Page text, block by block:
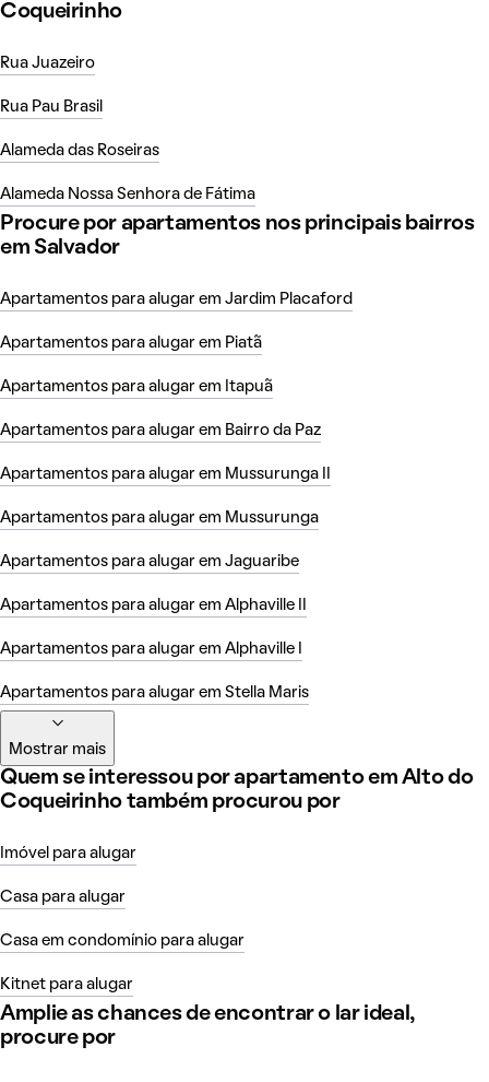
Coqueirinho
Rua Juazeiro
Rua Pau Brasil
Alameda das Roseiras
Alameda Nossa Senhora de Fátima
Procure por apartamentos nos principais bairros
em Salvador
Apartamentos para alugar em Jardim Placaford
Apartamentos para alugar em Piatã
Apartamentos para alugar em Itapuã
Apartamentos para alugar em Bairro da Paz
Apartamentos para alugar em Mussurunga II
Apartamentos para alugar em Mussurunga
Apartamentos para alugar em Jaguaribe
Apartamentos para alugar em Alphaville II
Apartamentos para alugar em Alphaville I
Apartamentos para alugar em Stella Maris
Mostrar mais
Quem se interessou por apartamento em Alto do
Coqueirinho também procurou por
Imóvel para alugar
Casa para alugar
Casa em condomínio para alugar
Kitnet para alugar
Amplie as chances de encontrar o lar ideal,
procure por